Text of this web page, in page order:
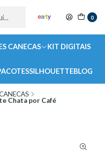
0
CANECAS KIT DIGITAIS
SILHOUETTEBLOG
Chata por Café